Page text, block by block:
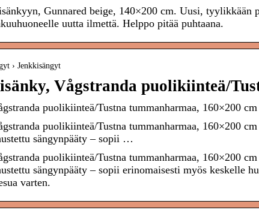
Gunnared beige, 140×200 cm. Uusi, tyylikkään
uutta ilmettä. Helppo pitää puhtaana.
› Jenkkisängyt
Vågstranda puolikiinteä/
puolikiinteä/Tustna tummanharmaa, 160×200
puolikiinteä/Tustna tummanharmaa, 160×200
sängynpääty – sopii …
puolikiinteä/Tustna tummanharmaa, 160×200
sängynpääty – sopii erinomaisesti myös keskelle
varten.